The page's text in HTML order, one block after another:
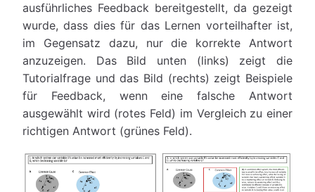
ausführliches Feedback bereitgestellt, da gezeigt
wurde, dass dies für das Lernen vorteilhafter ist,
im Gegensatz dazu, nur die korrekte Antwort
anzuzeigen. Das Bild unten (links) zeigt die
Tutorialfrage und das Bild (rechts) zeigt Beispiele
für Feedback, wenn eine falsche Antwort
ausgewählt wird (rotes Feld) im Vergleich zu einer
richtigen Antwort (grünes Feld).